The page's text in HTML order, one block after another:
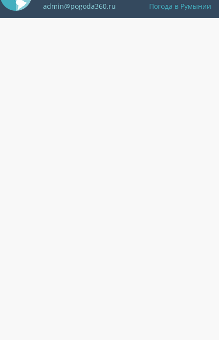
admin@pogoda360.ru
Погода в Румынии